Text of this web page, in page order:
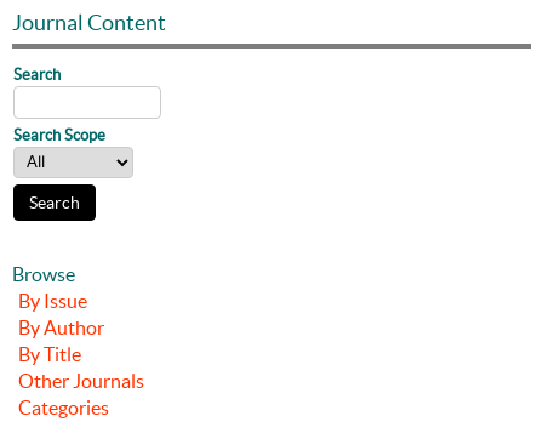
Journal Content
Search
Search Scope
Browse
By Issue
By Author
By Title
Other Journals
Categories